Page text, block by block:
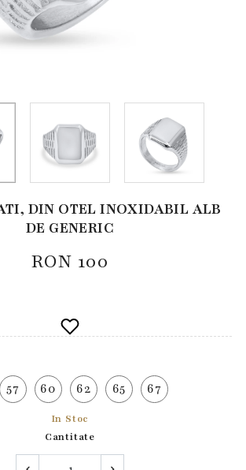
DIN OTEL INOXIDABIL ALB
DE GENERIC
RON 100
57 60 62 65 67
In Stoc
Cantitate